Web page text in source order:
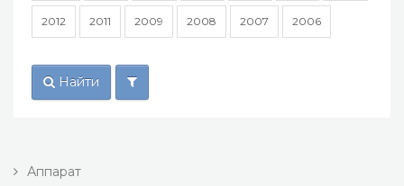
2012 2011 2009 2008 2007 2006
Найти
Аппарат